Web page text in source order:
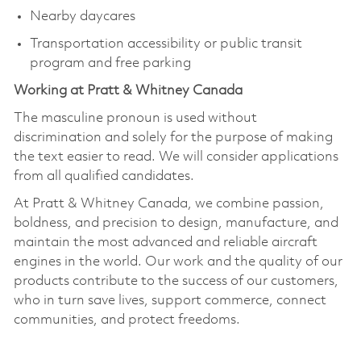
Nearby daycares
Transportation accessibility or public transit
program and free parking
Working at Pratt & Whitney Canada
The masculine pronoun is used without
discrimination and solely for the purpose of making
the text easier to read. We will consider applications
from all qualified candidates.
At Pratt & Whitney Canada, we combine passion,
boldness, and precision to design, manufacture, and
maintain the most advanced and reliable aircraft
engines in the world. Our work and the quality of our
products contribute to the success of our customers,
who in turn save lives, support commerce, connect
communities, and protect freedoms.